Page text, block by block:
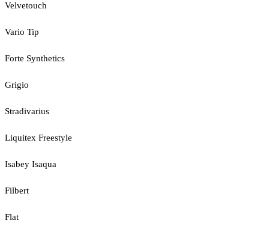
Velvetouch
Vario Tip
Forte Synthetics
Grigio
Stradivarius
Liquitex Freestyle
Isabey Isaqua
Filbert
Flat